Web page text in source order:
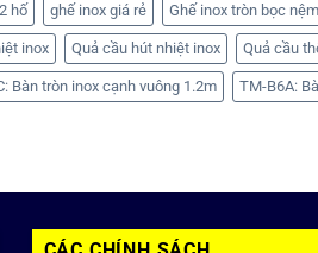
hố ghế inox giá rẻ Ghế inox tròn bọc nệm
inox Quả cầu hút nhiệt inox Quả cầu
Bàn tròn inox cạnh vuông 1.2m TM-B6A: